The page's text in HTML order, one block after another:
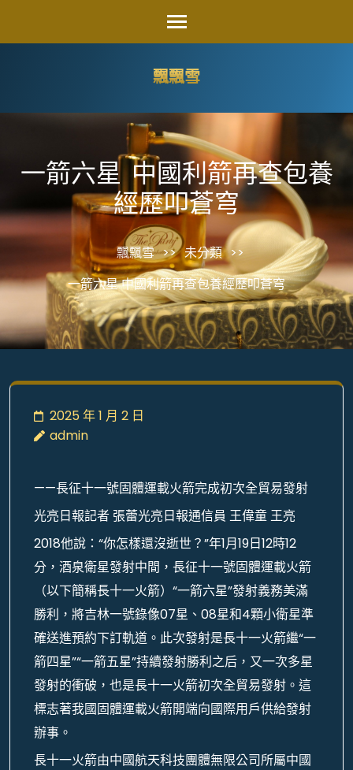
飄飄雪
一箭六星 中國利箭再查包養
經歷叩蒼穹
飄飄雪 >> 未分類 >>
一箭六星 中國利箭再查包養經歷叩蒼穹
2025 年 1 月 2 日
admin
——長征十一號固體運載火箭完成初次全貿易發射
光亮日報記者 張蕾光亮日報通信員 王偉童 王亮
2018他說：“你怎樣還沒逝世？”年1月19日12時12
分，酒泉衛星發射中間，長征十一號固體運載火箭
（以下簡稱長十一火箭）“一箭六星”發射義務美滿
勝利，將吉林一號錄像07星、08星和4顆小衛星準
確送進預約下訂軌道。此次發射是長十一火箭繼“一
箭四星”“一箭五星”持續發射勝利之后，又一次多星
發射的衝破，也是長十一火箭初次全貿易發射。這
標志著我國固體運載火箭開端向國際用戶供給發射
辦事。
長十一火箭由中國航天科技團體無限公司所屬中國